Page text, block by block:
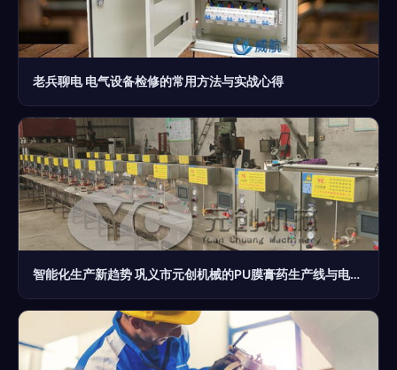
老兵聊电 电气设备检修的常用方法与实战心得
智能化生产新趋势 巩义市元创机械的PU膜膏药生产线与电气设备修理服务解析